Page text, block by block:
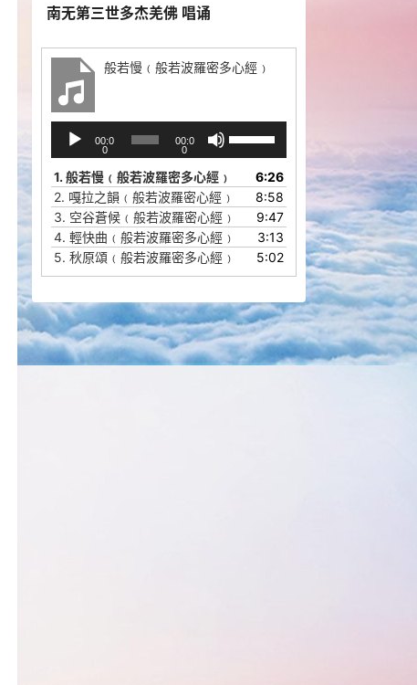
南无第三世多杰羌佛 唱诵
般若慢﹙般若波羅密多心經﹚
播
放
器
00:0
0
00:0
0
/
下
箭
头
键
增
高
或
降
1. 般若慢﹙般若波羅密多心經﹚
6:26
2. 嘎拉之韻﹙般若波羅密心經﹚
8:58
3. 空谷蒼候﹙般若波羅密心經﹚
9:47
4. 輕快曲﹙般若波羅密多心經﹚
3:13
5. 秋原頌﹙般若波羅密多心經﹚ 5:02